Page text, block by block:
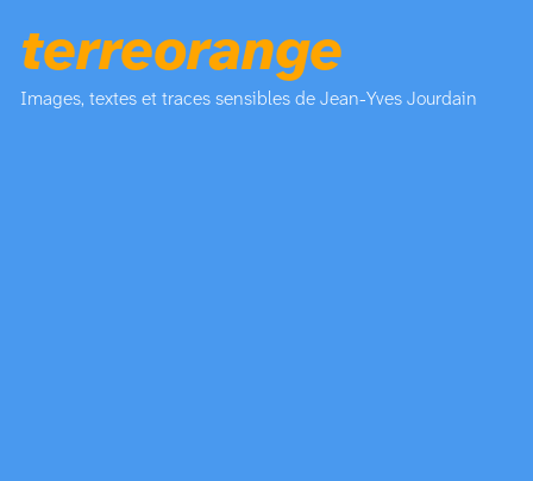
terreorange
Images, textes et traces sensibles de Jean-Yves Jourdain